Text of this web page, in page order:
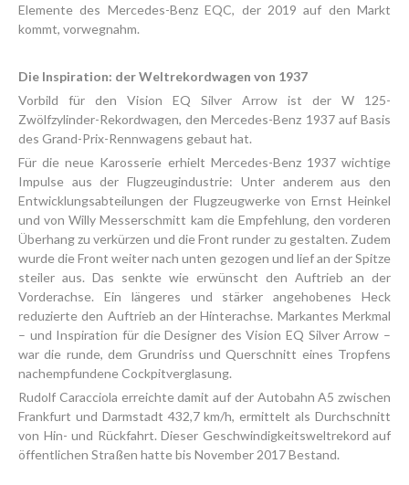
Elemente des Mercedes-Benz EQC, der 2019 auf den Markt
kommt, vorwegnahm.
Die Inspiration: der Weltrekordwagen von 1937
Vorbild für den Vision EQ Silver Arrow ist der W 125-
Zwölfzylinder-Rekordwagen, den Mercedes-Benz 1937 auf Basis
des Grand-Prix-Rennwagens gebaut hat.
Für die neue Karosserie erhielt Mercedes-Benz 1937 wichtige
Impulse aus der Flugzeugindustrie: Unter anderem aus den
Entwicklungsabteilungen der Flugzeugwerke von Ernst Heinkel
und von Willy Messerschmitt kam die Empfehlung, den vorderen
Überhang zu verkürzen und die Front runder zu gestalten. Zudem
wurde die Front weiter nach unten gezogen und lief an der Spitze
steiler aus. Das senkte wie erwünscht den Auftrieb an der
Vorderachse. Ein längeres und stärker angehobenes Heck
reduzierte den Auftrieb an der Hinterachse. Markantes Merkmal
– und Inspiration für die Designer des Vision EQ Silver Arrow –
war die runde, dem Grundriss und Querschnitt eines Tropfens
nachempfundene Cockpitverglasung.
Rudolf Caracciola erreichte damit auf der Autobahn A5 zwischen
Frankfurt und Darmstadt 432,7 km/h, ermittelt als Durchschnitt
von Hin- und Rückfahrt. Dieser Geschwindigkeitsweltrekord auf
öffentlichen Straßen hatte bis November 2017 Bestand.